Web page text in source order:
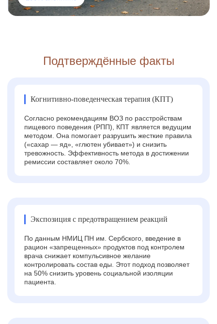
Подтверждённые факты
Когнитивно-поведенческая терапия (КПТ)
Согласно рекомендациям ВОЗ по расстройствам
пищевого поведения (РПП), КПТ является ведущим
методом. Она помогает разрушить жесткие правила
(«сахар — яд», «глютен убивает») и снизить
тревожность. Эффективность метода в достижении
ремиссии составляет около 70%.
Экспозиция с предотвращением реакций
По данным НМИЦ ПН им. Сербского, введение в
рацион «запрещенных» продуктов под контролем
врача снижает компульсивное желание
контролировать состав еды. Этот подход позволяет
на 50% снизить уровень социальной изоляции
пациента.